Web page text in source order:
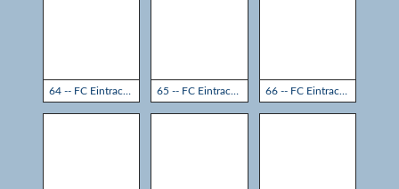
64 -- FC Eintracht Rheine - TSG Sprockhövel 3:3 65 -- FC Eintracht Rheine - TSG Sprockhövel 3:3 66 -- FC Eintracht Rheine - TSG Sprockhövel 3:3